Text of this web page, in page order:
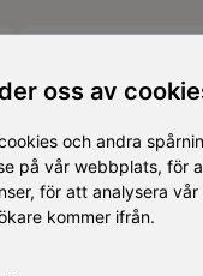
oss av
och andra
på vår webbplats, för
för att analysera
kommer ifrån.
Unlimited
229 kr
200+ produkter
Gratis kuvert
Inget utgångsdatum